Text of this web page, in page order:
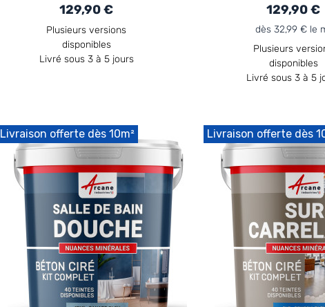
129,90 €
Plusieurs versions
disponibles
Livré sous 3 à 5 jours
129,90 €
dès 32,99 € le
Plusieurs
disponibles
Livré sous 3 à 5
Livraison offerte dès 10m² Livraison offerte dès